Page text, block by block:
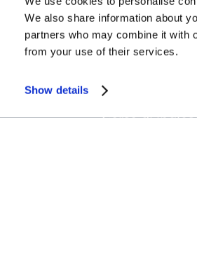
We also share information about
partners who may combine it with
from your use of their services.
Show details
Inglese per
Ottieni una
Corsi di
Corso di